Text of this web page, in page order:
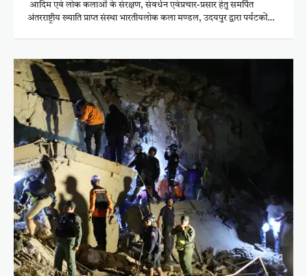
आदिम एवं लोक कलाओं के संरक्षण, संवर्धन एवंप्रचार-प्रसार हेतु समर्पित
अंतरराष्ट्रीय ख्याति प्राप्त संस्था भारतीयलोक कला मण्डल, उदयपुर द्वारा पर्यटकों…